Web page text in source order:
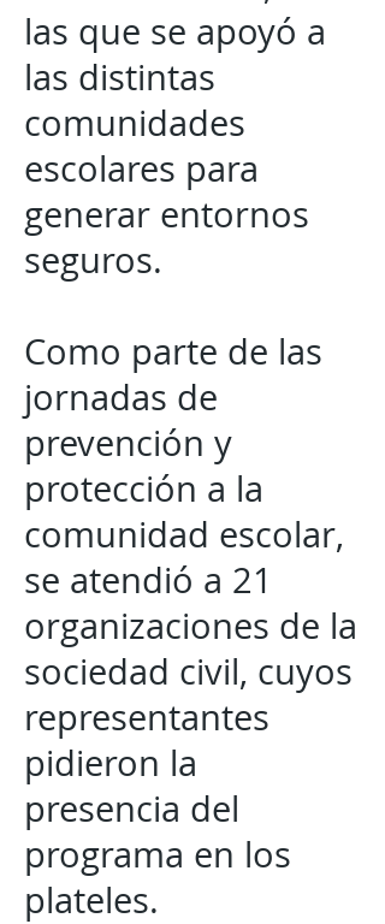
las que se apoyó a
las distintas
comunidades
escolares para
generar entornos
seguros.
Como parte de las
jornadas de
prevención y
protección a la
comunidad escolar,
se atendió a 21
organizaciones de la
sociedad civil, cuyos
representantes
pidieron la
presencia del
programa en los
plateles.